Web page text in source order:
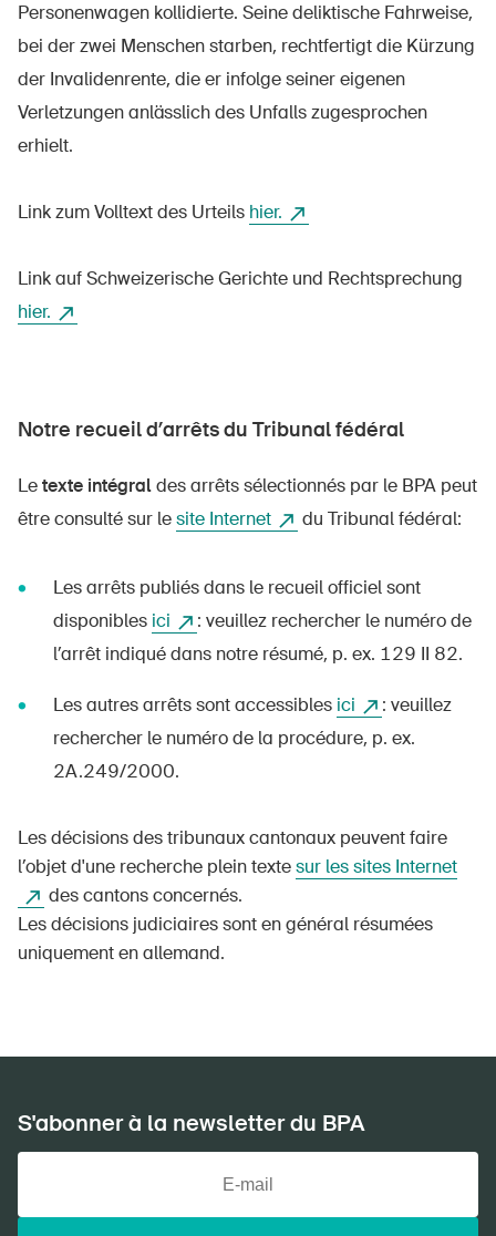
À propos du BPA
Médias
Sinus Plus
Postes vacants
Produits sûrs
Délégués à la sécurité et communes
Personenwagen kollidierte. Seine deliktische Fahrweise,
bei der zwei Menschen starben, rechtfertigt die Kürzung
der Invalidenrente, die er infolge seiner eigenen
Verletzungen anlässlich des Unfalls zugesprochen
erhielt.
Link zum Volltext des Urteils hier.
Link auf Schweizerische Gerichte und Rechtsprechung
hier.
Notre recueil d’arrêts du Tribunal fédéral
Letexte intégraldes arrêts sélectionnés par le BPA peut
être consulté sur lesite Internet du Tribunal fédéral:
Les arrêts publiés dans le recueil officiel sont
disponibles ici
: veuillez rechercher le numéro de
l’arrêt indiqué dans notre résumé, p. ex. 129 II 82.
Les autres arrêts sont accessibles ici
: veuillez
rechercher le numéro de la procédure, p. ex.
2A.249/2000.
Les décisions des tribunaux cantonaux peuvent faire
l’objet d'une recherche plein textesur les sites Internet
des cantons concernés.
Les décisions judiciaires sont en général résumées
uniquement en allemand.
S'abonner à la newsletter du BPA